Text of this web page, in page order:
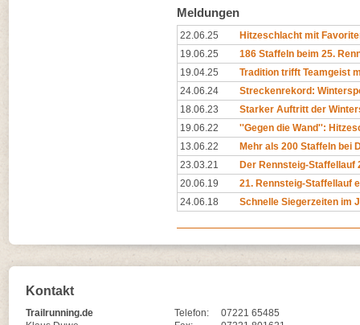
Meldungen
22.06.25
Hitzeschlacht mit
19.06.25
186 Staffeln beim 25.
19.04.25
Tradition trifft Teamgeist
24.06.24
Streckenrekord:
18.06.23
Starker Auftritt der
19.06.22
''Gegen die Wand'':
13.06.22
Mehr als 200 Staffeln bei
23.03.21
Der Rennsteig-Staffellauf
20.06.19
21. Rennsteig-Staffellauf
24.06.18
Schnelle Siegerzeiten im
Kontakt
Trailrunning.de
Telefon:
07221 65485